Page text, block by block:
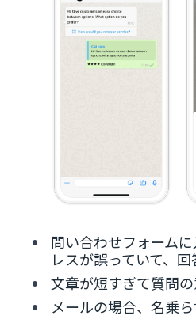
問い合わせフォーム
レスが誤っていて、
文章が短すぎて質問
メールの場合、名乗